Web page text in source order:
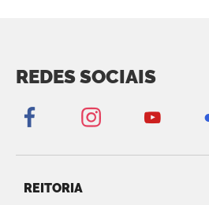
REDES SOCIAIS
REITORIA